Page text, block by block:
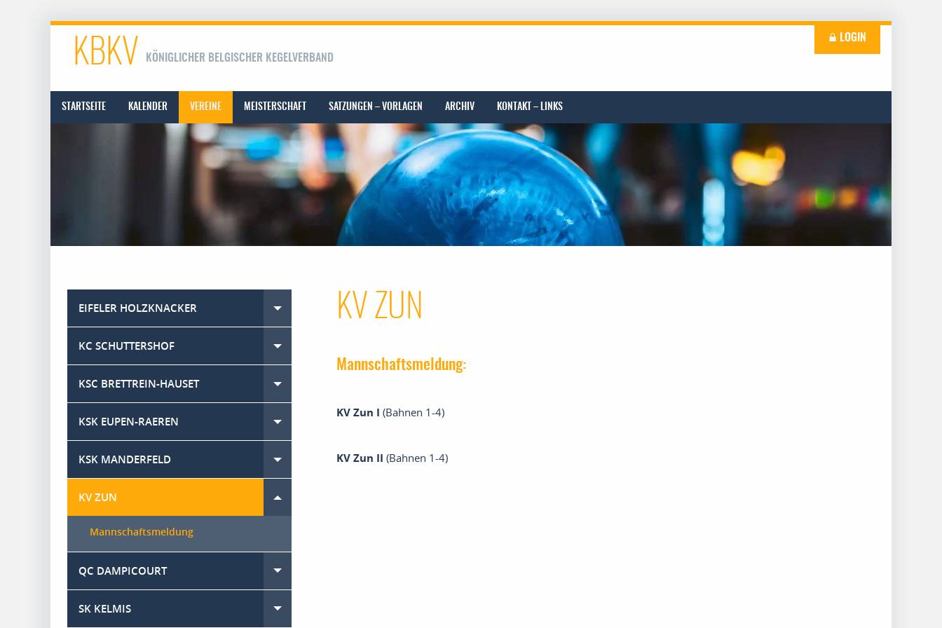
KBKV KÖNIGLICHER BELGISCHER KEGELVERBAND
LOGIN
STARTSEITE KALENDER VEREINE MEISTERSCHAFT SATZUNGEN – VORLAGEN ARCHIV KONTAKT – LINKS
EIFELER HOLZKNACKER Toggle menu
KC SCHUTTERSHOF Toggle menu
KSC BRETTREIN-HAUSET Toggle menu
KSK EUPEN-RAEREN Toggle menu
KSK MANDERFELD Toggle menu
KV ZUN
Mannschaftsmeldung
QC DAMPICOURT Toggle menu
SK KELMIS Toggle menu
KV ZUN
Mannschaftsmeldung:
KV Zun I (Bahnen 1-4)
KV Zun II (Bahnen 1-4)